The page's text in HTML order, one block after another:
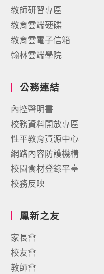
教師研習專區
教育雲端硬碟
教育雲電子信箱
翰林雲端學院
公務連結
內控聲明書
校務資料開放專區
性平教育資源中心
網路內容防護機構
校園食材登錄平臺
校務反映
鳳新之友
家長會
校友會
教師會